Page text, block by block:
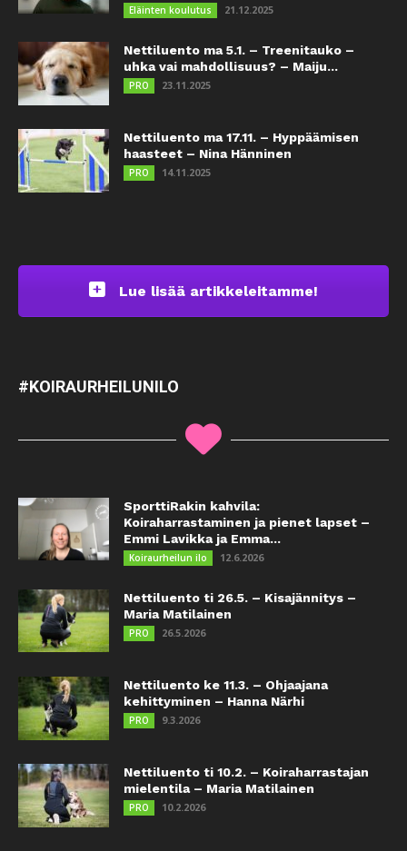
Eläinten koulutus 21.12.2025
Nettiluento ma 5.1. – Treenitauko –
uhka vai mahdollisuus? – Maiju...
PRO 23.11.2025
Nettiluento ma 17.11. – Hyppäämisen
haasteet – Nina Hänninen
PRO 14.11.2025
Lue lisää artikkeleitamme!
#KOIRAURHEILUNILO
SporttiRakin kahvila:
Koiraharrastaminen ja pienet lapset –
Emmi Lavikka ja Emma...
Koiraurheilun ilo 12.6.2026
Nettiluento ti 26.5. – Kisajännitys –
Maria Matilainen
PRO 26.5.2026
Nettiluento ke 11.3. – Ohjaajana
kehittyminen – Hanna Närhi
PRO 9.3.2026
Nettiluento ti 10.2. – Koiraharrastajan
mielentila – Maria Matilainen
PRO 10.2.2026